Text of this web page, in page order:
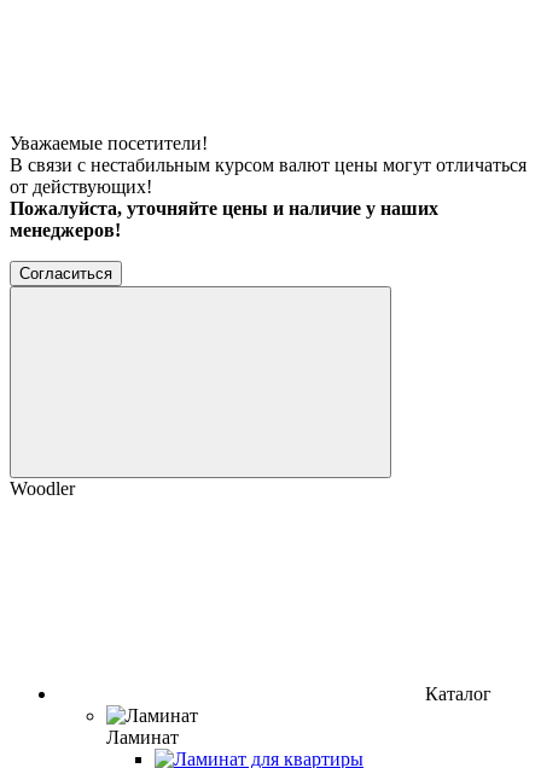
Уважаемые посетители!
В связи с нестабильным курсом валют цены могут отличаться
от действующих!
Пожалуйста, уточняйте цены и наличие у наших
менеджеров!
Согласиться
Woodler
Каталог
Ламинат